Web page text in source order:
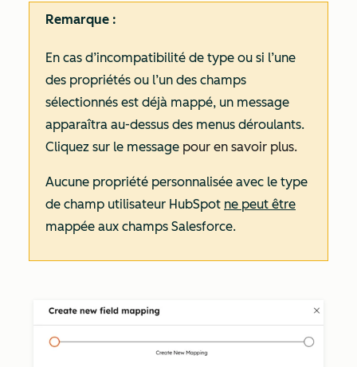
Remarque :
En cas d’incompatibilité de type ou si l’une
des propriétés ou l’un des champs
sélectionnés est déjà mappé, un message
apparaîtra au-dessus des menus déroulants.
Cliquez sur le message pour en savoir plus.
Aucune propriété personnalisée avec le type
de champ utilisateur HubSpot ne peut être
mappée aux champs Salesforce.